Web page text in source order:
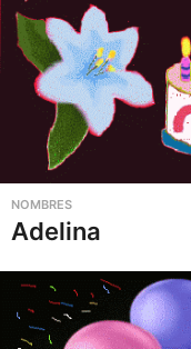
NOMBRES
Adelina